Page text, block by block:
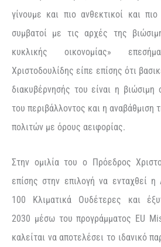
γίνουμε και πιο ανθεκτικοί και πιο
συμβατοί με τις αρχές της
κυκλικής οικονομίας»
Χριστοδουλίδης είπε επίσης ότι
διακυβέρνησής του είναι η βιώσιμη
του περιβάλλοντος και η αναβάθμιση
πολιτών με όρους αειφορίας.
Στην ομιλία του ο Πρόεδρος
επίσης στην επιλογή να ενταχθεί
100 Κλιματικά Ουδέτερες και
2030 μέσω του προγράμματος EU
καλείται να αποτελέσει το ιδανικό